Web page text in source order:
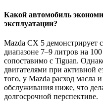
Какой автомобиль
эксплуатации?
Mazda CX 5 демонстрирует
диапазоне 7–9 литров на
сопоставимо с Tiguan.
двигателями при активной
того, у Mazda расход масла
обслуживания ниже, что
долгосрочной перспективе.